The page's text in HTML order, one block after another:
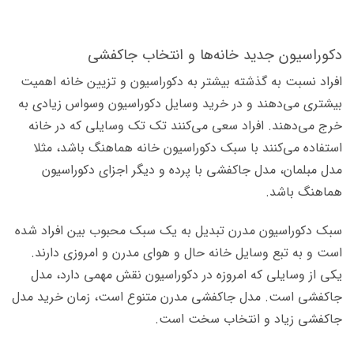
دکوراسیون جدید خانه‌ها و انتخاب جاکفشی
افراد نسبت به گذشته بیشتر به دکوراسیون و تزیین خانه اهمیت
بیشتری می‌دهند و در خرید وسایل دکوراسیون وسواس زیادی به
خرج می‌دهند. افراد سعی می‌کنند تک تک وسایلی که در خانه
استفاده می‌کنند با سبک دکوراسیون خانه هماهنگ باشد، مثلا
مدل مبلمان، مدل جاکفشی با پرده و دیگر اجزای دکوراسیون
هماهنگ باشد.
سبک دکوراسیون مدرن تبدیل به یک سبک محبوب بین افراد شده
است و به تبع وسایل خانه حال و هوای مدرن و امروزی دارند.
یکی از وسایلی که امروزه در دکوراسیون نقش مهمی دارد، مدل
جاکفشی است. مدل جاکفشی مدرن متنوع است، زمان خرید مدل
جاکفشی زیاد و انتخاب سخت است.